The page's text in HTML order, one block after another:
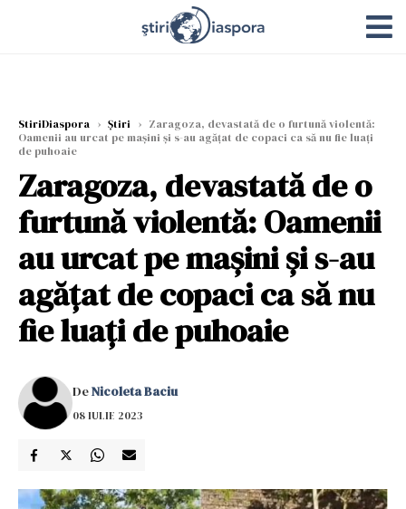
StiriDiaspora › Știri › Zaragoza, devastată de o furtună violentă:
Oamenii au urcat pe mașini și s-au agățat de copaci ca să nu fie luați
de puhoaie
Zaragoza, devastată de o
furtună violentă: Oamenii
au urcat pe mașini și s-au
agățat de copaci ca să nu
fie luați de puhoaie
DeNicoleta Baciu
08 IULIE 2023